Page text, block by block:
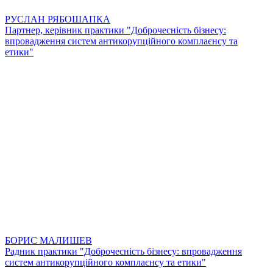
РУСЛАН РЯБОШАПКА
Партнер, керівник практики "Доброчесність бізнесу:
впровадження систем антикорупційного комплаєнсу та
етики"
БОРИС МАЛИШЕВ
Радник практики "Доброчесність бізнесу: впровадження
систем антикорупційного комплаєнсу та етики"